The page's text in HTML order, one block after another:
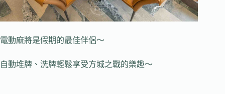
電動麻將是假期的最佳伴侶～
自動堆牌、洗牌輕鬆享受方城之戰的樂趣～